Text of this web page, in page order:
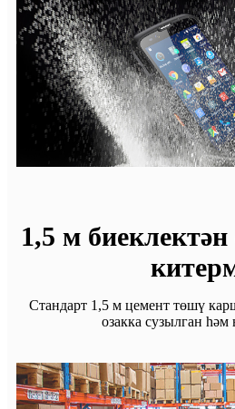
1,5 м
Стандарт 1,5 м цемент төшү
озакка сузылган